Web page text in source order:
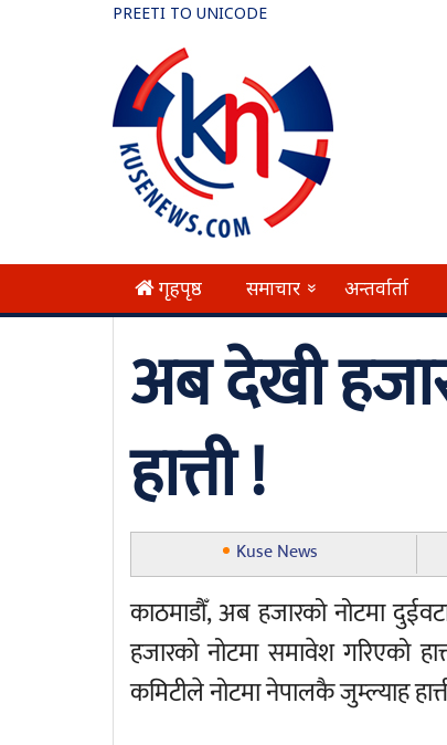
PREETI TO UNICODE
गृहपृष्ठ समाचार » अन्तर्वार्ता
अब देखी
हात्ती !
Kuse News
काठमाडौँ, अब हजारको नोटमा
हजारको नोटमा समावेश गरिएको
कमिटीले नोटमा नेपालकै जुम्ल्याह